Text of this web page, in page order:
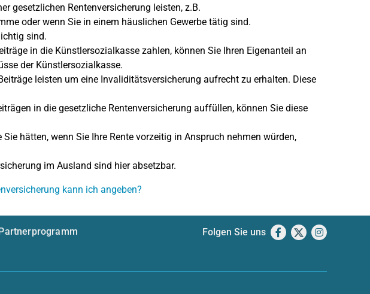
gesetzlichen Rentenversicherung leisten, z.B.
oder wenn Sie in einem häuslichen Gewerbe tätig sind.
sind.
in die Künstlersozialkasse zahlen, können Sie Ihren Eigenanteil an
der Künstlersozialkasse.
leisten um eine Invaliditätsversicherung aufrecht zu erhalten. Diese
in die gesetzliche Rentenversicherung auffüllen, können Sie diese
hätten, wenn Sie Ihre Rente vorzeitig in Anspruch nehmen würden,
im Ausland sind hier absetzbar.
kann ich angeben?
Folgen Sie uns Facebook
X Instagram